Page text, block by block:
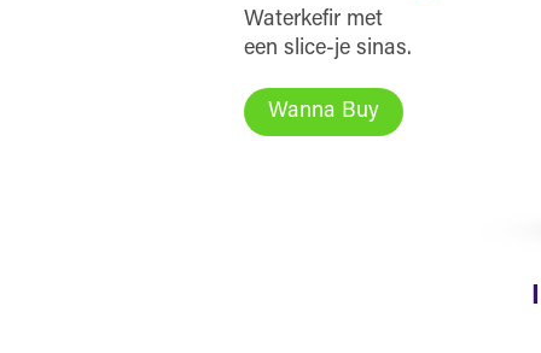
Waterkefir met
een slice-je sinas.
Wanna Buy